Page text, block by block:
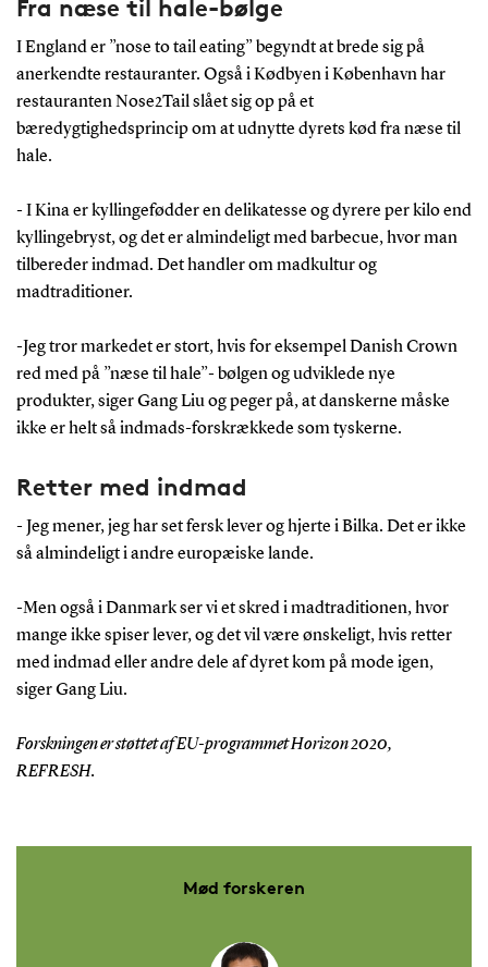
Fra næse til hale-bølge
I England er ”nose to tail eating” begyndt at brede sig på
anerkendte restauranter. Også i Kødbyen i København har
restauranten Nose2Tail slået sig op på et
bæredygtighedsprincip om at udnytte dyrets kød fra næse til
hale.
- I Kina er kyllingefødder en delikatesse og dyrere per kilo end
kyllingebryst, og det er almindeligt med barbecue, hvor man
tilbereder indmad. Det handler om madkultur og
madtraditioner.
-Jeg tror markedet er stort, hvis for eksempel Danish Crown
red med på ”næse til hale”- bølgen og udviklede nye
produkter, siger Gang Liu og peger på, at danskerne måske
ikke er helt så indmads-forskrækkede som tyskerne.
Retter med indmad
- Jeg mener, jeg har set fersk lever og hjerte i Bilka. Det er ikke
så almindeligt i andre europæiske lande.
-Men også i Danmark ser vi et skred i madtraditionen, hvor
mange ikke spiser lever, og det vil være ønskeligt, hvis retter
med indmad eller andre dele af dyret kom på mode igen,
siger Gang Liu.
Forskningen er støttet af EU-programmet Horizon 2020,
REFRESH.
Mød forskeren